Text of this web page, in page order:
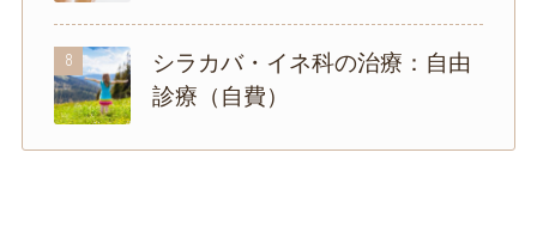
8
シラカバ・イネ科の治療：自由
診療（自費）